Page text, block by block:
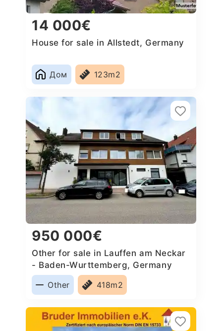
14 000€
House for sale in Allstedt, Germany
Дом 123m2
950 000€
Other for sale in Lauffen am Neckar
- Baden-Wurttemberg, Germany
Other
418m2